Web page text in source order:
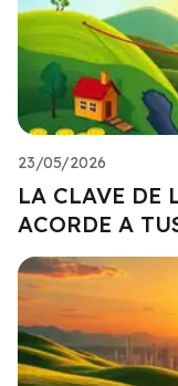
23/05/2026
LA CLAVE DE
ACORDE A